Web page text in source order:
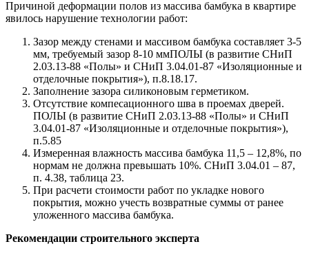
Причиной деформации полов из массива бамбука в квартире
явилось нарушение технологии работ:
Зазор между стенами и массивом бамбука составляет 3-5
мм, требуемый зазор 8-10 ммПОЛЫ (в развитие СНиП
2.03.13-88 «Полы» и СНиП 3.04.01-87 «Изоляционные и
отделочные покрытия»), п.8.18.17.
Заполнение зазора силиконовым герметиком.
Отсутствие компесационного шва в проемах дверей.
ПОЛЫ (в развитие СНиП 2.03.13-88 «Полы» и СНиП
3.04.01-87 «Изоляционные и отделочные покрытия»),
п.5.85
Измеренная влажность массива бамбука 11,5 – 12,8%, по
нормам не должна превышать 10%. СНиП 3.04.01 – 87,
п. 4.38, таблица 23.
При расчети стоимости работ по укладке нового
покрытия, можно учесть возвратные суммы от ранее
уложенного массива бамбука.
Рекомендации строительного эксперта